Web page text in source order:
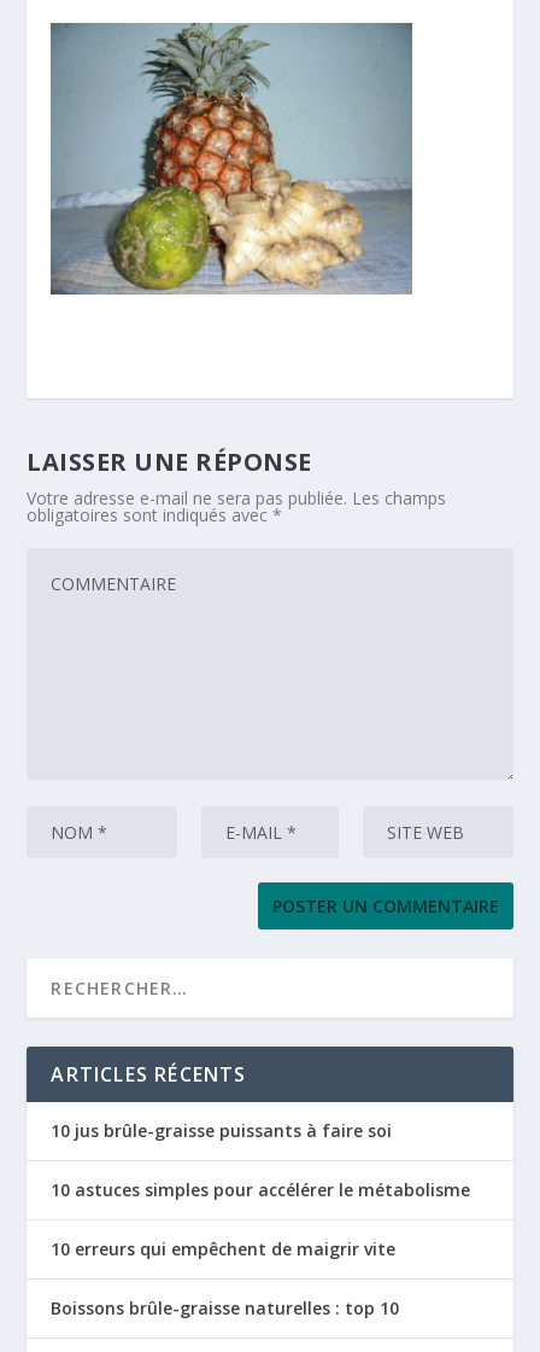
LAISSER UNE RÉPONSE
Votre adresse e-mail ne sera pas publiée. Les champs
obligatoires sont indiqués avec*
ARTICLES RÉCENTS
10 jus brûle-graisse puissants à faire soi
10 astuces simples pour accélérer le métabolisme
10 erreurs qui empêchent de maigrir vite
Boissons brûle-graisse naturelles : top 10